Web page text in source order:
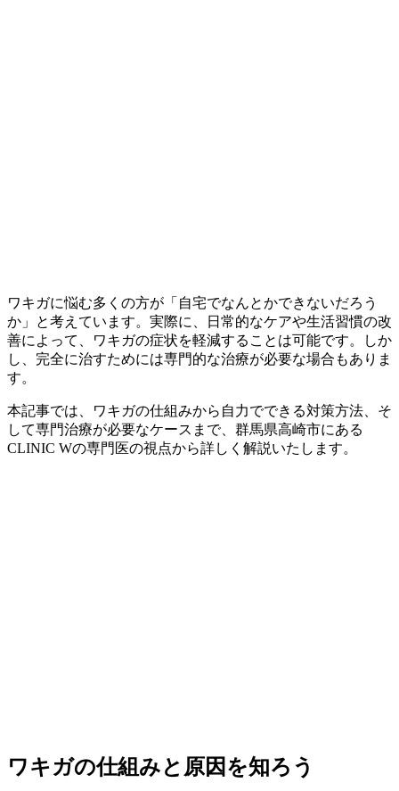
ワキガに悩む多くの方が「自宅でなんとかできないだろう
か」と考えています。実際に、日常的なケアや生活習慣の改
善によって、ワキガの症状を軽減することは可能です。しか
し、完全に治すためには専門的な治療が必要な場合もありま
す。
本記事では、ワキガの仕組みから自力でできる対策方法、そ
して専門治療が必要なケースまで、群馬県高崎市にある
CLINIC Wの専門医の視点から詳しく解説いたします。
ワキガの仕組みと原因を知ろう